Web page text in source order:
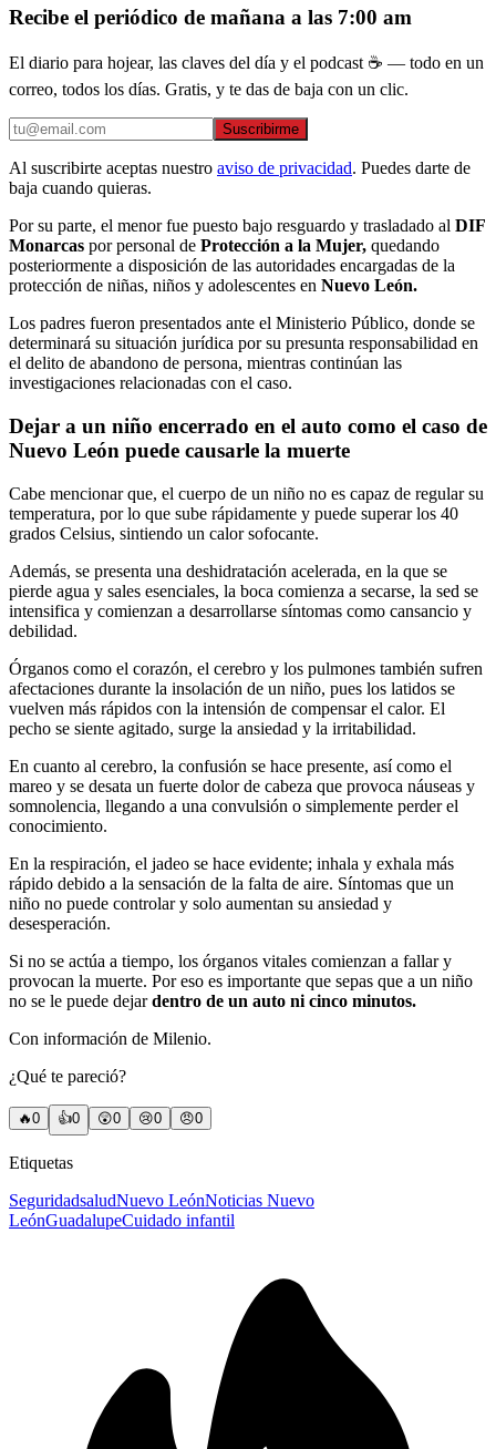
Recibe el periódico de mañana a las 7:00 am
El diario para hojear, las claves del día y el podcast ☕ — todo en un
correo, todos los días. Gratis, y te das de baja con un clic.
Suscribirme
Al suscribirte aceptas nuestro aviso de privacidad. Puedes darte de
baja cuando quieras.
Por su parte, el menor fue puesto bajo resguardo y trasladado al DIF
Monarcas por personal de Protección a la Mujer, quedando
posteriormente a disposición de las autoridades encargadas de la
protección de niñas, niños y adolescentes en Nuevo León.
Los padres fueron presentados ante el Ministerio Público, donde se
determinará su situación jurídica por su presunta responsabilidad en
el delito de abandono de persona, mientras continúan las
investigaciones relacionadas con el caso.
Dejar a un niño encerrado en el auto como el caso de
Nuevo León puede causarle la muerte
Cabe mencionar que, el cuerpo de un niño no es capaz de regular su
temperatura, por lo que sube rápidamente y puede superar los 40
grados Celsius, sintiendo un calor sofocante.
Además, se presenta una deshidratación acelerada, en la que se
pierde agua y sales esenciales, la boca comienza a secarse, la sed se
intensifica y comienzan a desarrollarse síntomas como cansancio y
debilidad.
Órganos como el corazón, el cerebro y los pulmones también sufren
afectaciones durante la insolación de un niño, pues los latidos se
vuelven más rápidos con la intensión de compensar el calor. El
pecho se siente agitado, surge la ansiedad y la irritabilidad.
En cuanto al cerebro, la confusión se hace presente, así como el
mareo y se desata un fuerte dolor de cabeza que provoca náuseas y
somnolencia, llegando a una convulsión o simplemente perder el
conocimiento.
En la respiración, el jadeo se hace evidente; inhala y exhala más
rápido debido a la sensación de la falta de aire. Síntomas que un
niño no puede controlar y solo aumentan su ansiedad y
desesperación.
Si no se actúa a tiempo, los órganos vitales comienzan a fallar y
provocan la muerte. Por eso es importante que sepas que a un niño
no se le puede dejardentro de un auto ni cinco minutos.
Con información de Milenio.
¿Qué te pareció?
🔥0 👍0 😲0 😢0 😠0
Etiquetas
SeguridadsaludNuevo LeónNoticias Nuevo
LeónGuadalupeCuidado infantil